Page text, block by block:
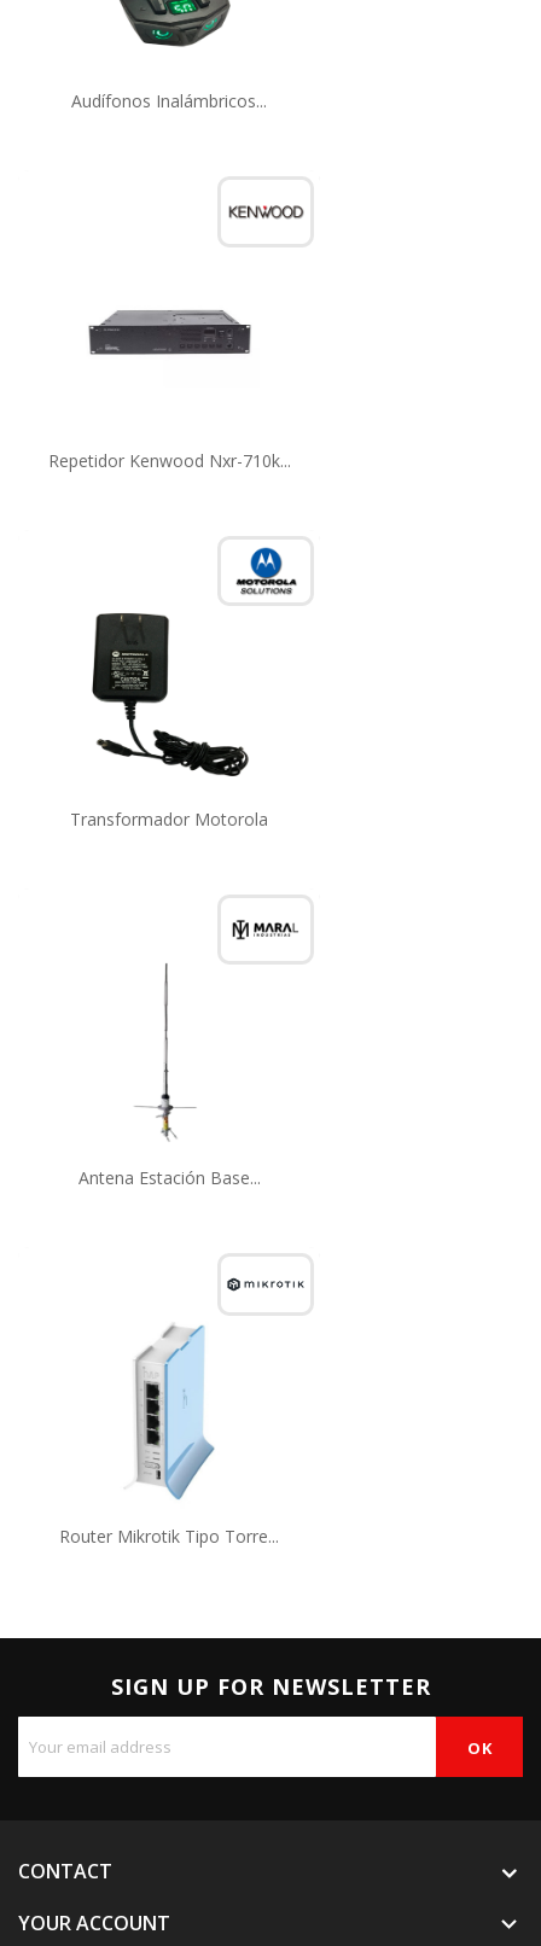
Audífonos Inalámbricos...
Repetidor Kenwood Nxr-710k...
Transformador Motorola
Antena Estación Base...
Router Mikrotik Tipo Torre...
SIGN UP FOR NEWSLETTER
CONTACT
YOUR ACCOUNT
